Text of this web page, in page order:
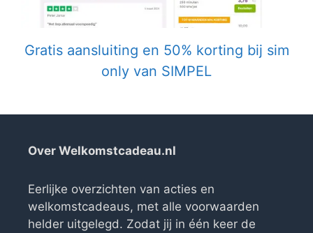
Gratis aansluiting en 50% korting bij sim
only van SIMPEL
Over Welkomstcadeau.nl
Eerlijke overzichten van acties en
welkomstcadeaus, met alle voorwaarden
helder uitgelegd. Zodat jij in één keer de